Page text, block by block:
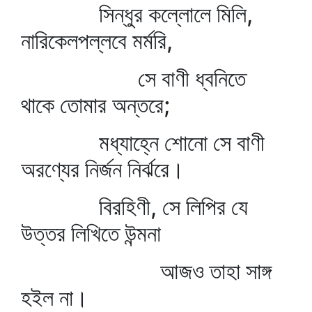
সিন্ধুর কল্লোলে মিলি,
নারিকেলপল্লবে মর্মরি,
সে বাণী ধ্বনিতে
থাকে তোমার অন্তরে;
মধ্যাহ্নে শোনো সে বাণী
অরণ্যের নির্জন নির্ঝরে।
বিরহিণী, সে লিপির যে
উত্তর লিখিতে উন্মনা
আজও তাহা সাঙ্গ
হইল না।